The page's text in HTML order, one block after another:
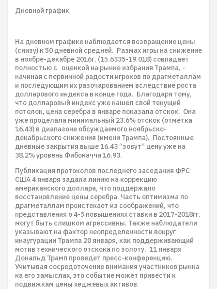
Дневной график
На дневном графике наблюдается возвращение цены
(снизу) к 50 дневной средней. Размах игры на снижение
в ноябре-декабре 2016г. (15.6335-19.018) совпадает
полностью с оценкой на рынке избрания Трампа, -
начиная с первичной радости игроков по драгметаллам
и последующим их разочарованием вследствие роста
долларового индекса в конце года. Благодаря тому,
что долларовый индекс уже нашел свой текущий
потолок, цена серебра в январе показала отскок. Она
уже проделала минимальный 23.6% отскок (отметка
16.43) в диапазоне обсуждаемого ноябрьско-
декабрьского снижения (имени Трампа). Постоянные
дневные закрытия выше 16.43 “зовут” цену уже на
38.2% уровень Фибоначчи 16.93.
Публикация протоколов последнего заседания ФРС
США 4 января задала линию на коррекцию
американского доллара, что поддержало
восстановление цены серебра. Часть оптимизма по
драгметаллам проистекает из соображений, что
представления о 4-5 повышениях ставки в 2017-2018гг.
могут быть слишком агрессивны. Также наблюдатели
указывают на фактор неопределенности вокруг
инаугурации Трампа 20 января, как поддерживающий
мотив технического отскока по золоту. 11 января
Дональд Трамп проведет пресс-конференцию.
Учитывая сосредоточение внимания участников рынка
на его замыслах, это событие может привести к
подвижкам цены хеджевых активов.